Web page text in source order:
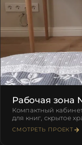
Рабочая зона
Компактный
для книг, скрытое
СМОТРЕТЬ ПРОЕКТ